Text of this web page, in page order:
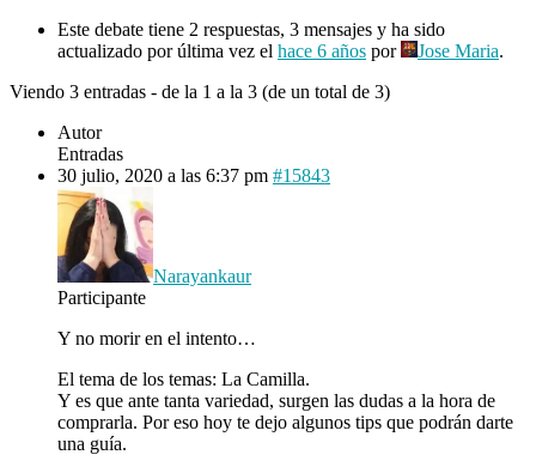
Este debate tiene 2 respuestas, 3 mensajes y ha sido
actualizado por última vez el hace 6 años por Jose Maria.
Viendo 3 entradas - de la 1 a la 3 (de un total de 3)
Autor
Entradas
30 julio, 2020 a las 6:37 pm #15843
Narayankaur
Participante
Y no morir en el intento…
El tema de los temas: La Camilla.
Y es que ante tanta variedad, surgen las dudas a la hora de
comprarla. Por eso hoy te dejo algunos tips que podrán darte
una guía.